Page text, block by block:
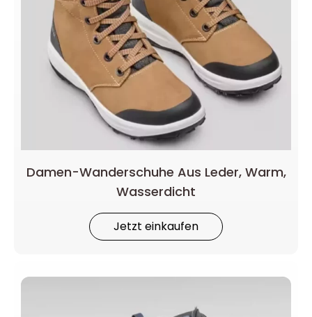
Damen-Wanderschuhe Aus Leder, Warm,
Wasserdicht
Jetzt einkaufen